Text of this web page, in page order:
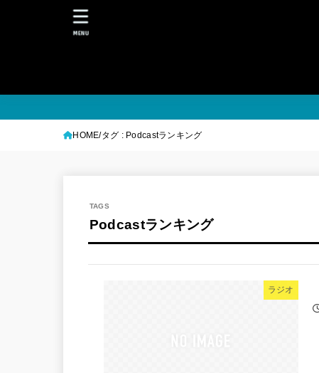
MENU
HOME タグ : Podcastランキング
Podcastランキング
ラジオ